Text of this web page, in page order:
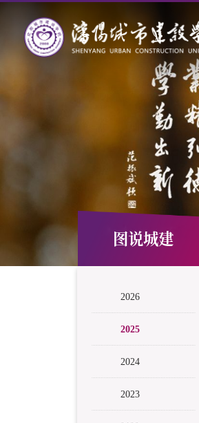
图说城建
2026
2025
2024
2023